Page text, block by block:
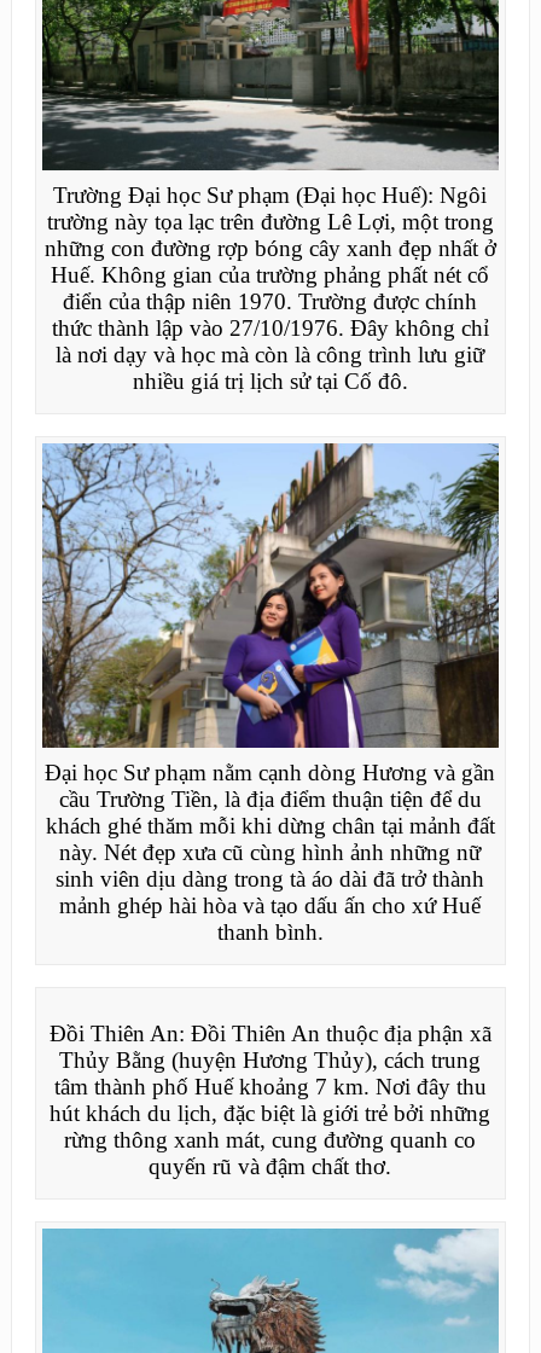
Trường Đại học Sư phạm (Đại học Huế): Ngôi
trường này tọa lạc trên đường Lê Lợi, một trong
những con đường rợp bóng cây xanh đẹp nhất ở
Huế. Không gian của trường phảng phất nét cổ
điển của thập niên 1970. Trường được chính
thức thành lập vào 27/10/1976. Đây không chỉ
là nơi dạy và học mà còn là công trình lưu giữ
nhiều giá trị lịch sử tại Cố đô.
Đại học Sư phạm nằm cạnh dòng Hương và gần
cầu Trường Tiền, là địa điểm thuận tiện để du
khách ghé thăm mỗi khi dừng chân tại mảnh đất
này. Nét đẹp xưa cũ cùng hình ảnh những nữ
sinh viên dịu dàng trong tà áo dài đã trở thành
mảnh ghép hài hòa và tạo dấu ấn cho xứ Huế
thanh bình.
Đồi Thiên An: Đồi Thiên An thuộc địa phận xã
Thủy Bằng (huyện Hương Thủy), cách trung
tâm thành phố Huế khoảng 7 km. Nơi đây thu
hút khách du lịch, đặc biệt là giới trẻ bởi những
rừng thông xanh mát, cung đường quanh co
quyến rũ và đậm chất thơ.